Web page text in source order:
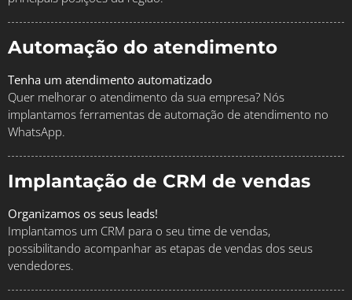
Automação do atendimento
Tenha um atendimento automatizado
Quer melhorar o atendimento da sua empresa? Nós
implantamos ferramentas de automação de atendimento no
WhatsApp.
Implantação de CRM de vendas
Organizamos os seus leads!
Implantamos um CRM para o seu time de vendas,
possibilitando acompanhar as etapas de vendas dos seus
vendedores.